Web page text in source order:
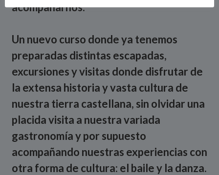
acompañarnos.
Un nuevo curso donde ya tenemos
preparadas distintas escapadas,
excursiones y visitas donde disfrutar de
la extensa historia y vasta cultura de
nuestra tierra castellana, sin olvidar una
placida visita a nuestra variada
gastronomía y por supuesto
acompañando nuestras experiencias con
otra forma de cultura: el baile y la danza.